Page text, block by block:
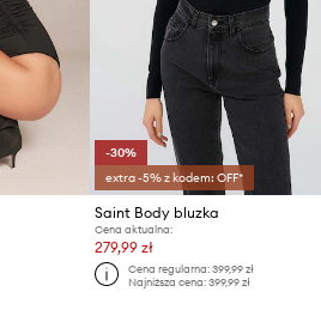
-30%
extra -5% z kodem: OFF*
Saint Body bluzka
Cena aktualna:
279,99 zł
Cena regularna: 399,99 zł
Najniższa cena: 399,99 zł